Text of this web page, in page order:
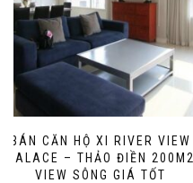
BÁN CĂN HỘ XI RIVER VIEW
PALACE – THẢO ĐIỀN 200M2
VIEW SÔNG GIÁ TỐT